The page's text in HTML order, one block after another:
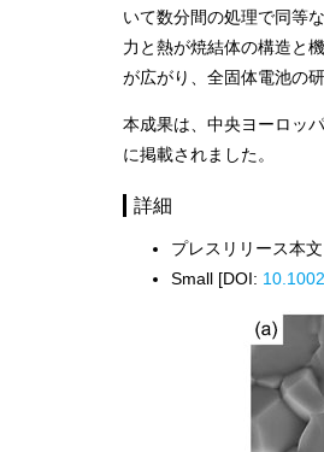
いて数分間の処理で同等
力と熱が焼結体の構造と
が広がり、全固体電池の
本成果は、中央ヨーロッ
に掲載されました。
詳細
プレスリリース本
Small [DOI: